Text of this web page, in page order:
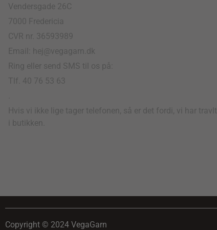
Vendersgade 26C
7000 Fredericia
CVR nr. 36593989
Email: hej@vegagarn.dk
Ring eller send SMS til os på:
Tlf. 40 76 53 63
Hvis vi ikke lige tager telefonen, så er det fordi, vi har travlt
i butikken.
Copyright © 2024 VegaGarn